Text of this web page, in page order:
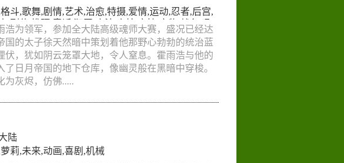
格斗,歌舞,剧情,艺术,治愈,特摄,爱情,运动,忍者,后宫,
,刑侦,推理 童话 犯罪, 魔法,竞技, 亲情 宠物,战争,吸
,励志,动画 , 青春,悬疑,战斗,机械,穿越,耽美,职业,历
,冒险,国语,真人版, 益智,萝莉,武侠,玄幻
为领军，参加全大陆高级魂师大赛，盛况已经达
的太子徐天然暗中策划着他那野心勃勃的统治蓝
，犹如阴云笼罩大地，令人窒息。霍雨浩与他的
日月帝国的地下仓库，像幽灵般在黑暗中穿梭。
为灰烬，仿佛.....
陆
萝莉,未来,动画,喜剧 ,机械